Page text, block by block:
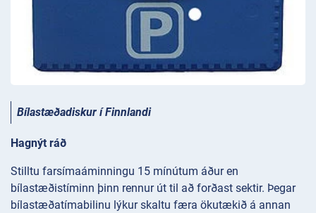
Bílastæðadiskur í Finnlandi
Hagnýt ráð
Stilltu farsímaáminningu 15 mínútum áður en
bílastæðistíminn þinn rennur út til að forðast sektir. Þegar
bílastæðatímabilinu lýkur skaltu færa ökutækið á annan